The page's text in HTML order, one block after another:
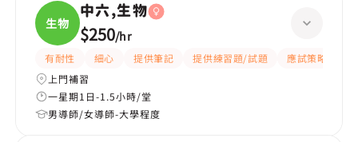
生物
中六,生物
$250/hr
有耐性 細心 提供筆記 提供練習題/試題
應試策略
上門補習
一星期1日-1.5小時/堂
男導師/女導師-大學程度